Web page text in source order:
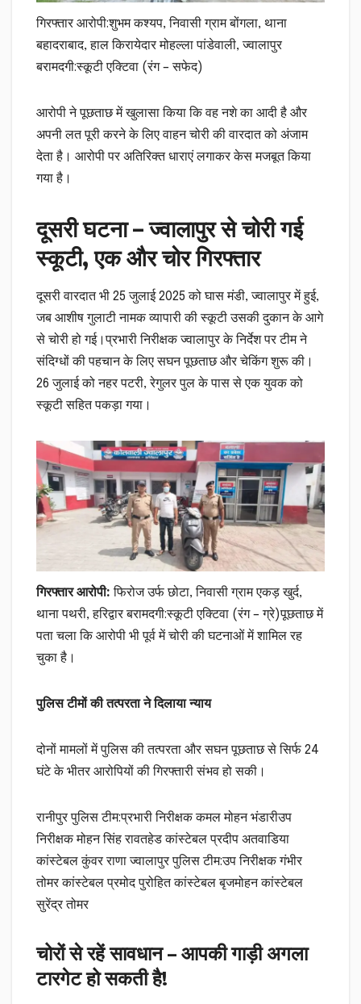
गिरफ्तार आरोपी:शुभम कश्यप, निवासी ग्राम बोंगला, थाना
बहादराबाद, हाल किरायेदार मोहल्ला पांडेवाली, ज्वालापुर
बरामदगी:स्कूटी एक्टिवा (रंग – सफेद)
आरोपी ने पूछताछ में खुलासा किया कि वह नशे का आदी है और
अपनी लत पूरी करने के लिए वाहन चोरी की वारदात को अंजाम
देता है। आरोपी पर अतिरिक्त धाराएं लगाकर केस मजबूत किया
गया है।
दूसरी घटना – ज्वालापुर से चोरी गई
स्कूटी, एक और चोर गिरफ्तार
दूसरी वारदात भी 25 जुलाई 2025 को घास मंडी, ज्वालापुर में हुई,
जब आशीष गुलाटी नामक व्यापारी की स्कूटी उसकी दुकान के आगे
से चोरी हो गई।प्रभारी निरीक्षक ज्वालापुर के निर्देश पर टीम ने
संदिग्धों की पहचान के लिए सघन पूछताछ और चेकिंग शुरू की।
26 जुलाई को नहर पटरी, रेगुलर पुल के पास से एक युवक को
स्कूटी सहित पकड़ा गया।
गिरफ्तार आरोपी: फिरोज उर्फ छोटा, निवासी ग्राम एकड़ खुर्द,
थाना पथरी, हरिद्वार बरामदगी:स्कूटी एक्टिवा (रंग – ग्रे)पूछताछ में
पता चला कि आरोपी भी पूर्व में चोरी की घटनाओं में शामिल रह
चुका है।
पुलिस टीमों की तत्परता ने दिलाया न्याय
दोनों मामलों में पुलिस की तत्परता और सघन पूछताछ से सिर्फ 24
घंटे के भीतर आरोपियों की गिरफ्तारी संभव हो सकी।
रानीपुर पुलिस टीम:प्रभारी निरीक्षक कमल मोहन भंडारीउप
निरीक्षक मोहन सिंह रावतहेड कांस्टेबल प्रदीप अतवाडिया
कांस्टेबल कुंवर राणा ज्वालापुर पुलिस टीम:उप निरीक्षक गंभीर
तोमर कांस्टेबल प्रमोद पुरोहित कांस्टेबल बृजमोहन कांस्टेबल
सुरेंद्र तोमर
चोरों से रहें सावधान – आपकी गाड़ी अगला
टारगेट हो सकती है!